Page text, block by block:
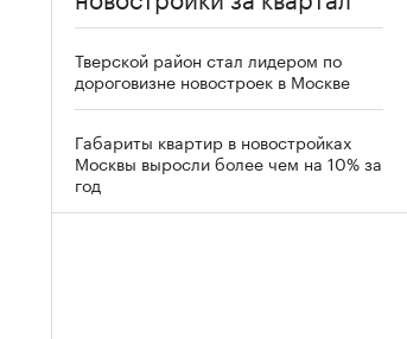
Тверской район стал лидером по
дороговизне новостроек в Москве
Габариты квартир в новостройках
Москвы выросли более чем на 10% за
год